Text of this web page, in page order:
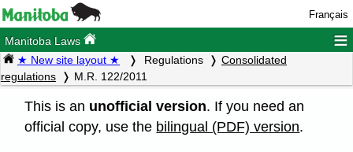
Français
Manitoba Laws ≡
★ New site layout ★ Regulations
Consolidated
regulations
M.R. 122/2011
This is an unofficial version. If you need an
official copy, use the bilingual (PDF) version.